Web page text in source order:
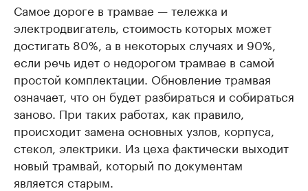
Самое дороге в трамвае — тележка и
электродвигатель, стоимость которых может
достигать 80%, а в некоторых случаях и 90%,
если речь идет о недорогом трамвае в самой
простой комплектации. Обновление трамвая
означает, что он будет разбираться и собираться
заново. При таких работах, как правило,
происходит замена основных узлов, корпуса,
стекол, электрики. Из цеха фактически выходит
новый трамвай, который по документам
является старым.